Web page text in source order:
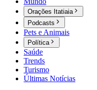
Orações Itatiaia
Podcasts
Pets e Animais
Política
Saúde
Trends
Turismo
Últimas Notícias